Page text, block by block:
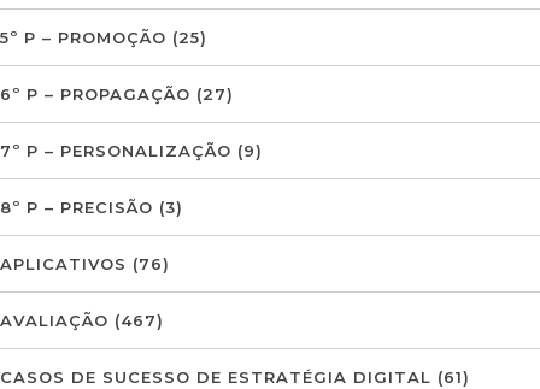
5º P – PROMOÇÃO (25)
6º P – PROPAGAÇÃO (27)
7º P – PERSONALIZAÇÃO (9)
8º P – PRECISÃO (3)
APLICATIVOS (76)
AVALIAÇÃO (467)
CASOS DE SUCESSO DE ESTRATÉGIA DIGITAL (61)